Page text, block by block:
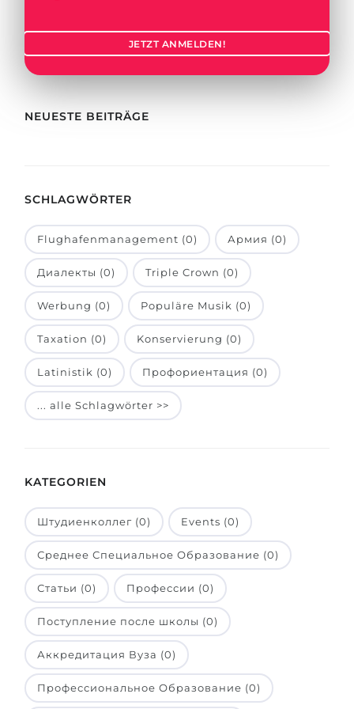
BERUFE
Beispiel-Stellenangebote
Holland-Test
Interessenkarte-Test
RIASEC-Test
Erfolgzu
100%
Unsere Studierenden werden
BERATUNG!
BEWERBEN FÜR FACHRICHTUNG …
Medizin
Physik
BEWERBEN AUS …
Russland
Ukraine
Kasachstan
Aserbaidschan
Armenien
Belarus
Anderes Land
JETZT ANMELDEN!
NEUESTE BEITRÄGE
SCHLAGWÖRTER
Flughafenmanagement (0) Армия (0)
Диалекты (0) Triple Crown (0)
Werbung (0) Populäre Musik (0)
Taxation (0) Konservierung (0)
Latinistik (0) Профориентация (0)
... alle Schlagwörter >>
KATEGORIEN
Штудиенколлег (0) Events (0)
Среднее Специальное Образование (0)
Статьи (0) Профессии (0)
Поступление после школы (0)
Аккредитация Вуза (0)
Профессиональное Образование (0)